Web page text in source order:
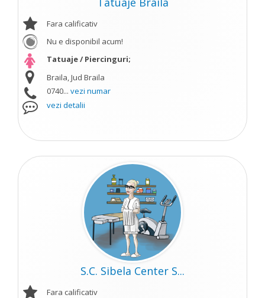
Fara calificativ
Nu e disponibil acum!
Tatuaje / Piercinguri;
Braila, Jud Braila
0740... vezi numar
vezi detalii
S.C. Sibela Center S...
Fara calificativ